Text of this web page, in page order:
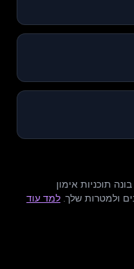
לא בטוח איזו חלוקה מתאימה לך? Cora בונה תוכניות אימון
ולמטרות שלך. למד עוד